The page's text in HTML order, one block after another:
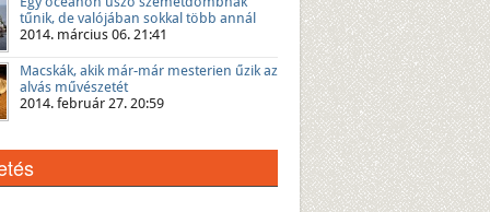
tűnik, de valójában sokkal több annál
2014. március 06. 21:41
Macskák, akik már-már mesterien űzik az
alvás művészetét
2014. február 27. 20:59